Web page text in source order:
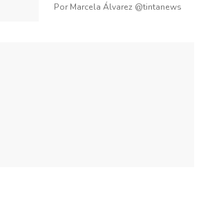
Por Marcela Álvarez @tintanews